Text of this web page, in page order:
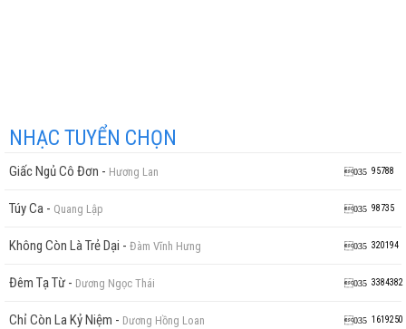
NHẠC TUYỂN CHỌN
Giấc Ngủ Cô Đơn - Hương Lan 95788
Túy Ca - Quang Lập 98735
Không Còn Là Trẻ Dại - Đàm Vĩnh Hưng 320194
Đêm Tạ Từ - Dương Ngọc Thái 3384382
Chỉ Còn La Kỷ Niệm - Dương Hồng Loan 1619250